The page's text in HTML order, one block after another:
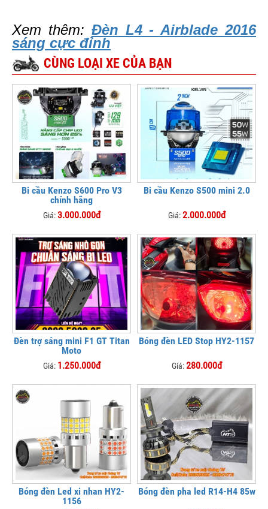
Xem thêm: Đèn L4 - Airblade 2016
sáng cực đỉnh
CÙNG LOẠI XE CỦA BẠN
Bi cầu Kenzo S600 Pro V3
chính hãng
Giá:3.000.000đ
Bi cầu Kenzo S500 mini 2.0
Giá:2.000.000đ
Đèn trợ sáng mini F1 GT Titan
Moto
Giá: 1.250.000đ
Bóng đèn LED Stop HY2-1157
Giá:280.000đ
Bóng đèn Led xi nhan HY2-
1156
Bóng đèn pha led R14-H4 85w